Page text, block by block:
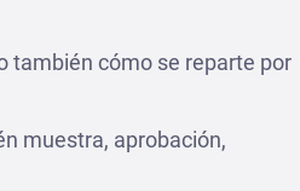
también cómo se reparte por
muestra, aprobación,